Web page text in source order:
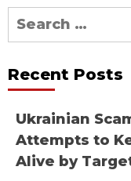
Search
for:
Recent Posts
Ukrainian
Attempts to
Alive by